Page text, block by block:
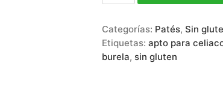
Categorías: Patés,Sin
Etiquetas:apto para
burela, sin gluten